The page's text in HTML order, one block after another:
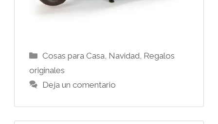
Categorías
Cosas para Casa, Navidad, Regalos
originales
Deja un comentario